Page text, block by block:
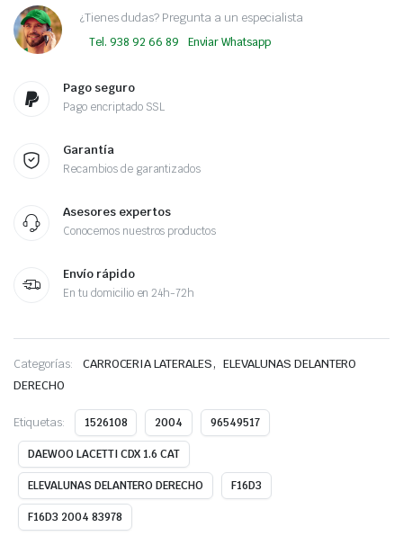
¿Tienes dudas? Pregunta a un especialista
Tel. 938 92 66 89 Enviar Whatsapp
Pago seguro
Pago encriptado SSL
Garantía
Recambios de garantizados
Asesores expertos
Conocemos nuestros productos
Envío rápido
En tu domicilio en 24h-72h
Categorías: CARROCERIA LATERALES, ELEVALUNAS DELANTERO
DERECHO
Etiquetas: 1526108 2004 96549517
DAEWOO LACETTI CDX 1.6 CAT
ELEVALUNAS DELANTERO DERECHO F16D3
F16D3 2004 83978